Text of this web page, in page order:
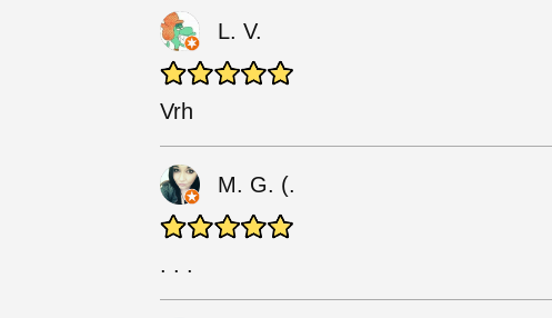
L. V.
Vrh
M. G. (.
. . .